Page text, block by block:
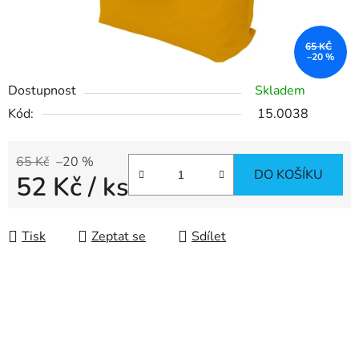
Dostupnost
Skladem
Kód:
15.0038
65 Kč –20 %
52 Kč/ ks DO KOŠÍKU
Tisk Zeptat se Sdílet
65 KČ
–20 %